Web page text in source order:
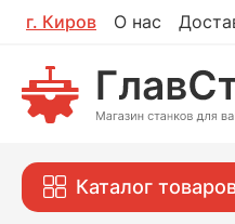
г. Киров О нас
Каталог